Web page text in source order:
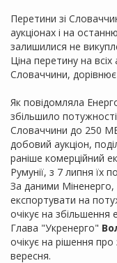
Перетини зі
аукціонах і на
залишилися не
Ціна перетину на всіх
Словаччини,
Як повідомляла
збільшило
Словаччини до 250
добовий аукціон,
раніше комерційний
Румунії, з 7 липня їх
За даними
експортувати на
очікує на збільшення
Глава "Укренерго"
очікує на рішення
вересня.